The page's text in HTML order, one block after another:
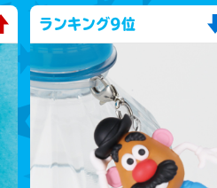
ランキング9位